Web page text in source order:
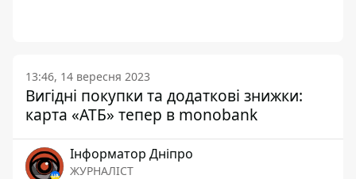
13:46, 14 вересня 2023
Вигідні покупки та додаткові знижки:
карта «АТБ» тепер в monobank
Інформатор Дніпро
ЖУРНАЛІСТ